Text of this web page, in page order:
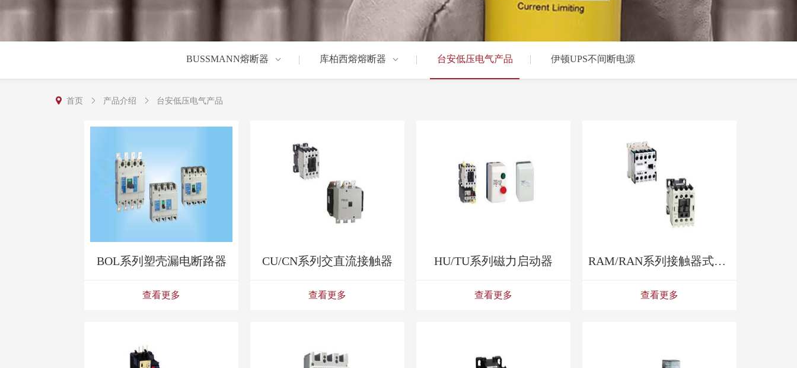
BUSSMANN熔断器 库柏西熔熔断器 台安低压电气产品 伊顿UPS不间断电源
首页 产品介绍 台安低压电气产品
BOL系列塑壳漏电断路器
查看更多
CU/CN系列交直流接触器
查看更多
HU/TU系列磁力启动器
查看更多
RAM/RAN系列接触器式中间继电器
查看更多